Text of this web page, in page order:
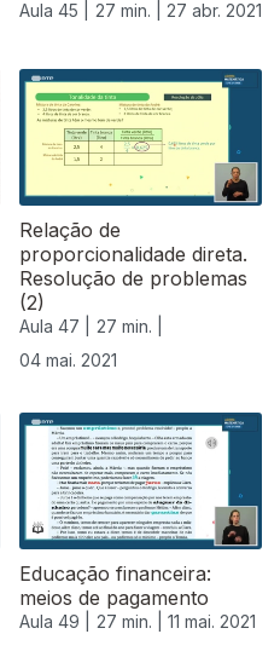
Aula 45 | 27 min. | 27 abr. 2021
Relação de
proporcionalidade direta.
Resolução de problemas
(2)
Aula 47 |
27 min. |
04 mai. 2021
Educação financeira:
meios de pagamento
Aula 49 | 27 min. | 11 mai. 2021